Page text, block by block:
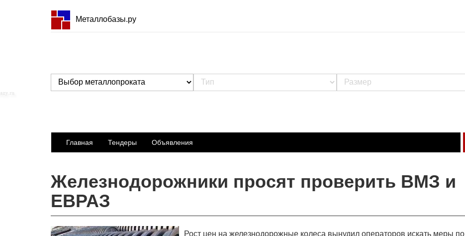
Металлобазы.ру
Главная Тендеры Объявления
Железнодорожники просят проверить ВМЗ и
ЕВРАЗ
Рост цен на железнодорожные колеса вынудил операторов искать меры по